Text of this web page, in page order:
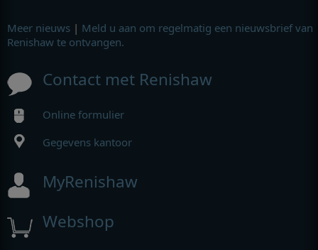
Meer nieuws | Meld u aan om regelmatig een nieuwsbrief van
Renishaw te ontvangen.
Contact met Renishaw
Online formulier
Gegevens kantoor
MyRenishaw
Webshop